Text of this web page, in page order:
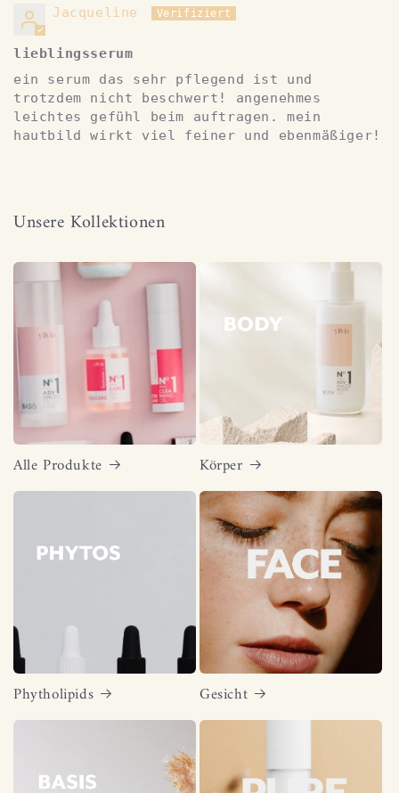
Jacqueline
lieblingsserum
ein serum das sehr pflegend ist und
trotzdem nicht beschwert! angenehmes
leichtes gefühl beim auftragen. mein
hautbild wirkt viel feiner und ebenmäßiger!
Unsere Kollektionen
Alle Produkte Körper
Phytholipids Gesicht